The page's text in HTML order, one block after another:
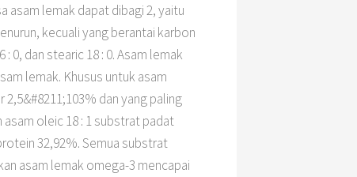
asam lemak dapat dibagi 2, yaitu
kecuali yang berantai karbon
0, dan stearic 18 : 0. Asam lemak
lemak. Khusus untuk asam
dan yang paling
oleic 18 : 1 substrat padat
32,92%. Semua substrat
asam lemak omega-3 mencapai